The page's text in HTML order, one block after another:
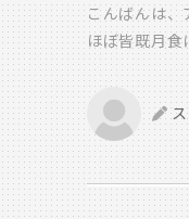
のお客様に
のですが 今
こんばんは
ほぼ皆既月
空を見つめ
ゃよくわか
のかと思っ
100点です。
取り上げて